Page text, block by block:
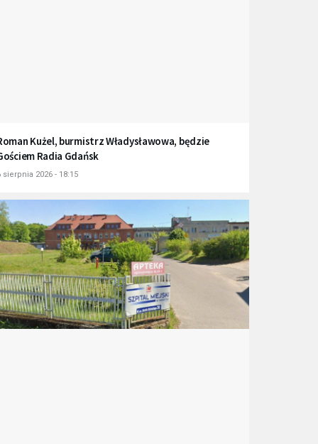
Kużel, burmistrz Władysławowa, będzie
Radia Gdańsk
sierpnia 2026 - 18:15